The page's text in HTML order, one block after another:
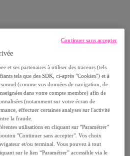
le12/08et le 15/08
et ses partenaires à utiliser des traceurs (tels
tels que des SDK, ci-après "Cookies") et à
(comme vos données de navigation, de
dans votre compte membre) afin de
(notamment sur votre écran de
effectuer certaines analyses sur l'activité
la fraude.
utilisations en cliquant sur "Paramétrer"
"Continuer sans accepter". Vos choix
et/ou terminal. Vous pouvez à tout
sur le lien “Paramétrer” accessible via le
Continuer sans accepter